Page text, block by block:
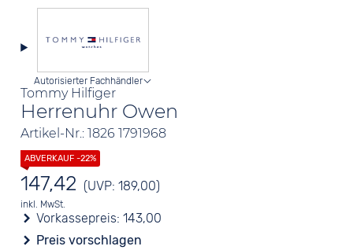
Tommy Hilfiger
Herrenuhr Owen
Artikel-Nr.: 1826 1791968
Autorisierter Fachhändler
147,42 (UVP: 189,00)
inkl. MwSt.
Vorkassepreis:143,00
Preis vorschlagen